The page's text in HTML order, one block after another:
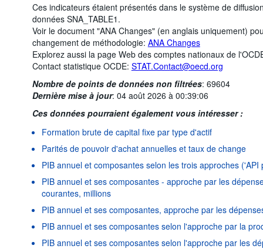
Ces indicateurs étaient présentés dans le système de
données SNA_TABLE1.
Voir le document "ANA Changes" (en anglais uniquement)
changement de méthodologie: ANA Changes
Explorez aussi la page Web des comptes nationaux de
Contact statistique OCDE: STAT.Contact@oecd.org
Nombre de points de données non filtrées: 69604
Dernière mise à jour: 04 août 2026 à 00:39:06
Ces données pourraient également vous intéresser :
Formation brute de capital fixe par type d'actif
Parités de pouvoir d'achat annuelles et taux de change
PIB annuel et composantes selon les trois approches
PIB annuel et ses composantes - approche par les
courantes, millions
PIB annuel et ses composantes, approche par les
PIB annuel et ses composantes selon l'approche par la
PIB annuel et ses composantes selon l'approche par les